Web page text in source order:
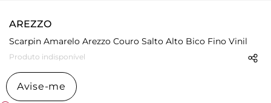
AREZZO
Scarpin Amarelo Arezzo Couro Salto Alto Bico Fino Vinil
Produto indisponível
Avise-me